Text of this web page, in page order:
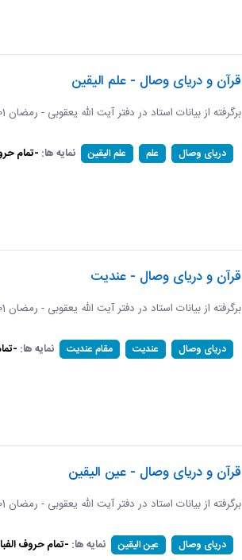
قرآن و دریای وصال - علم الیقین
برگرفته از بیانات استاد در دفتر آیت الله یعقوبی - رمضان 1401
دریای وصال علم علم الیقین نمایه ها: -تمام
قرآن و دریای وصال - عندیت
برگرفته از بیانات استاد در دفتر آیت الله یعقوبی - رمضان 1401
دریای وصال عندیت مقام عندیت نمایه ها: -
قرآن و دریای وصال - عین الیقین
برگرفته از بیانات استاد در دفتر آیت الله یعقوبی - رمضان 1401
دریای وصال عین الیقین نمایه ها: -تمام حروف